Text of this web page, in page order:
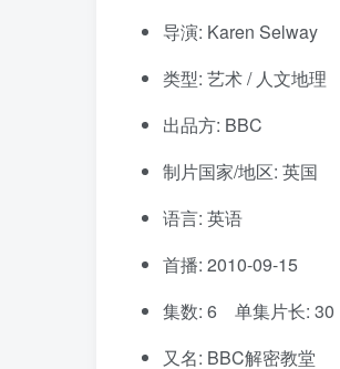
导演: Karen Selway
类型: 艺术 / 人文地理
出品方: BBC
制片国家/地区: 英国
语言: 英语
首播: 2010-09-15
集数: 6 单集片长: 30
又名: BBC解密教堂